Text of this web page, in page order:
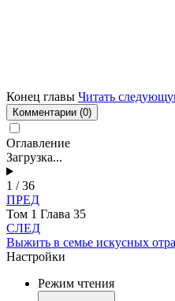
Конец главы Читать
Комментарии (0)
Оглавление
Загрузка...
1 / 36
ПРЕД
Том 1 Глава 35
СЛЕД
Выжить в семье искусных
Настройки
Режим чтения